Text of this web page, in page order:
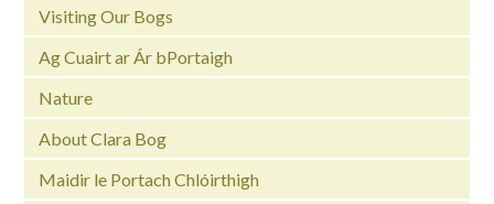
Visiting Our Bogs
Ag Cuairt ar Ár bPortaigh
Nature
About Clara Bog
Maidir le Portach Chlóirthigh